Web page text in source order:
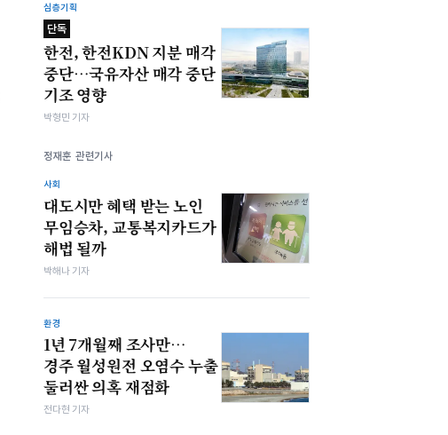
심층기획
단독
한전, 한전KDN 지분 매각
중단…국유자산 매각 중단
기조 영향
박형민 기자
정재훈 관련기사
사회
대도시만 혜택 받는 노인
무임승차, 교통복지카드가
해법 될까
박해나 기자
환경
1년 7개월째 조사만…
경주 월성원전 오염수 누출
둘러싼 의혹 재점화
전다현 기자